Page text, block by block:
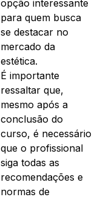
opção interessante
para quem busca
se destacar no
mercado da
estética.
É importante
ressaltar que,
mesmo após a
conclusão do
curso, é necessário
que o profissional
siga todas as
recomendações e
normas de